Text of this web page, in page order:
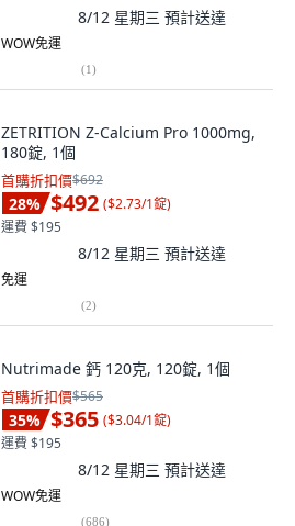
8/12 星期三 預計送達
WOW免運
(1)
ZETRITION Z-Calcium Pro 1000mg,
180錠, 1個
首購折扣價$692
28% $492 ($2.73/1錠)
運費 $195
8/12 星期三 預計送達
免運
(2)
Nutrimade 鈣 120克, 120錠, 1個
首購折扣價$565
35% $365 ($3.04/1錠)
運費 $195
8/12 星期三 預計送達
WOW免運
(686)